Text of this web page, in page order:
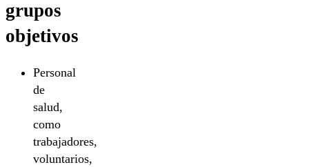
grupos
objetivos
Personal
de
salud,
como
trabajadores,
voluntarios,